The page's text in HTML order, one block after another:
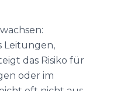
Leitungen,
das Risiko für
oder im